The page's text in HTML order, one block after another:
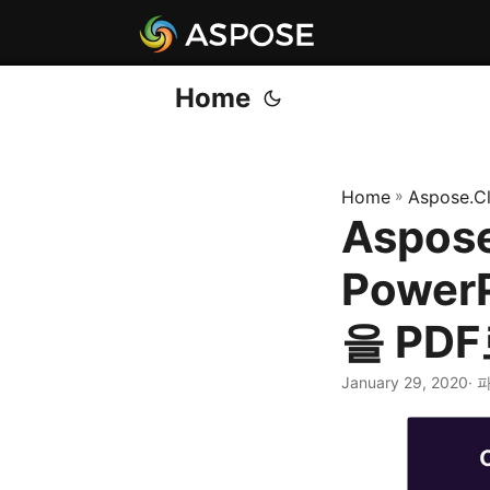
Home
Home »
을
January 29, 2020·